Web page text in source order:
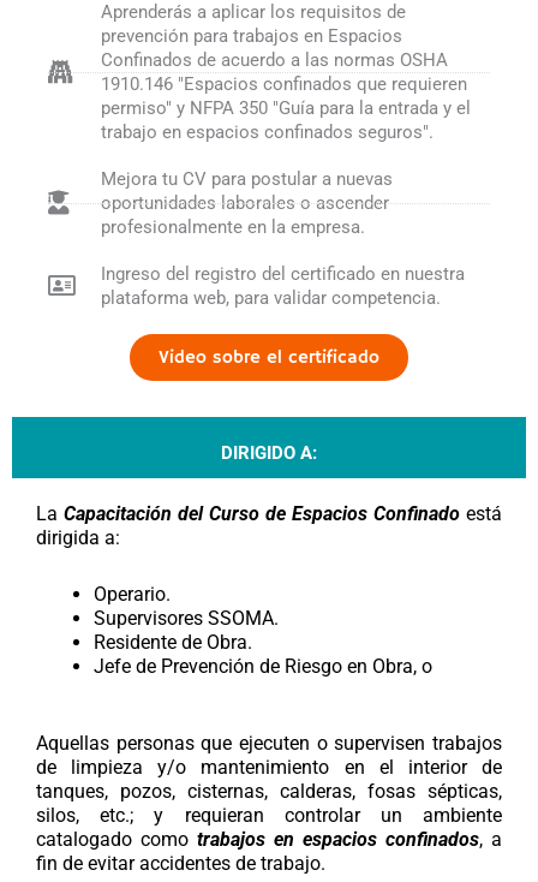
Aprenderás a aplicar los requisitos de
prevención para trabajos en Espacios
Confinados de acuerdo a las normas OSHA
1910.146 "Espacios confinados que requieren
permiso" y NFPA 350 "Guía para la entrada y el
trabajo en espacios confinados seguros".
Mejora tu CV para postular a nuevas
oportunidades laborales o ascender
profesionalmente en la empresa.
Ingreso del registro del certificado en nuestra
plataforma web, para validar competencia.
Video sobre el certificado
DIRIGIDO A:
La Capacitación del Curso de Espacios Confinado está
dirigida a:
Operario.
Supervisores SSOMA.
Residente de Obra.
Jefe de Prevención de Riesgo en Obra, o
Aquellas personas que ejecuten o supervisen trabajos
de limpieza y/o mantenimiento en el interior de
tanques, pozos, cisternas, calderas, fosas sépticas,
silos, etc.; y requieran controlar un ambiente
catalogado como trabajos en espacios confinados, a
fin de evitar accidentes de trabajo.